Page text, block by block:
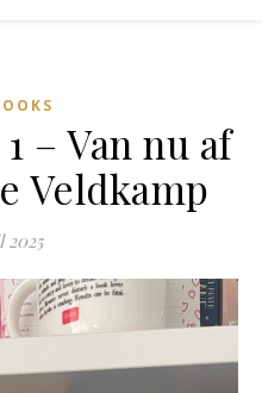
– Van nu af
Veldkamp
2025